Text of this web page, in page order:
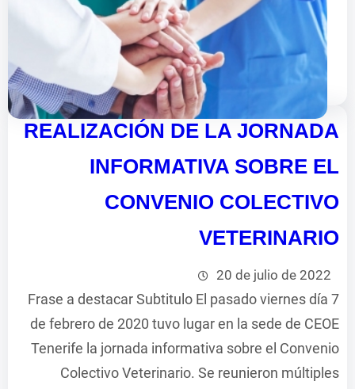
REALIZACIÓN DE LA JORNADA
INFORMATIVA SOBRE EL
CONVENIO COLECTIVO
VETERINARIO
20 de julio de 2022
Frase a destacar Subtitulo El pasado viernes día 7
de febrero de 2020 tuvo lugar en la sede de CEOE
Tenerife la jornada informativa sobre el Convenio
Colectivo Veterinario. Se reunieron múltiples